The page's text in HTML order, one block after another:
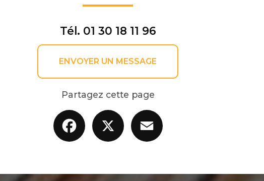
Tél. 01 30 18 11 96
ENVOYER UN MESSAGE
Partagez cette page
Facebook